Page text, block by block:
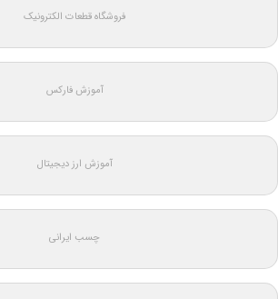
فروشگاه قطعات الکترونیک
آموزش فارکس
آموزش ارز دیجیتال
چسب ایرانی